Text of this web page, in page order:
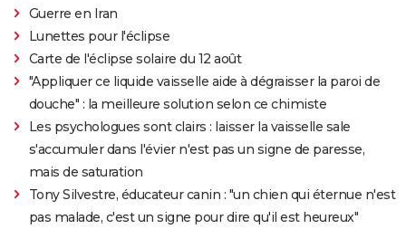
Guerre en Iran
Lunettes pour l'éclipse
Carte de l'éclipse solaire du 12 août
"Appliquer ce liquide vaisselle aide à dégraisser la paroi de
douche" : la meilleure solution selon ce chimiste
Les psychologues sont clairs : laisser la vaisselle sale
s'accumuler dans l'évier n'est pas un signe de paresse,
mais de saturation
Tony Silvestre, éducateur canin : "un chien qui éternue n'est
pas malade, c'est un signe pour dire qu'il est heureux"